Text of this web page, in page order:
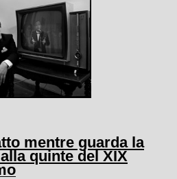
mentre guarda la
quinte del XIX